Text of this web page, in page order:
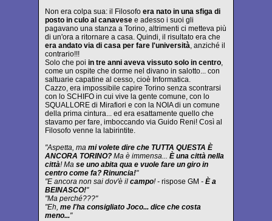
Non era colpa sua: il Filosofo era nato in una sfiga di
posto in culo al canavese e adesso i suoi gli
pagavano una stanza a Torino, altrimenti ci metteva più
di un'ora a ritornare a casa. Quindi, il risultato era che
era andato via di casa per fare l'università, anziché il
contrario!!!
Solo che poi in tre anni aveva vissuto solo in centro,
come un ospite che dorme nel divano in salotto... con
saltuarie capatine al cesso, cioè Informatica.
Cazzo, era impossibile capire Torino senza scontrarsi
con lo SCHIFO in cui vive la gente comune, con lo
SQUALLORE di Mirafiori e con la NOIA di un comune
della prima cintura... ed era esattamente quello che
stavamo per fare, imboccando via Guido Reni! Così al
Filosofo venne la labirintite.
"Aspetta, ma mi volete dire che TUTTA QUESTA È
ANCORA TORINO? Ma è immensa... È una città nella
città! Ma se uno abita qua e vuole fare un giro in
centro come fa? Rinuncia!"
"E ancora non sai dov'è il campo! - rispose GM - È a
BEINASCO!"
"Ma perché???"
"Eh, me l'ha consigliato Joco... dice che costa
meno..."